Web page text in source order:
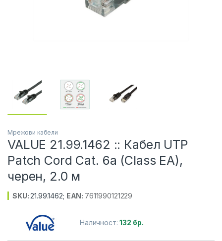
Мрежови кабели
VALUE 21.99.1462 :: Кабел UTP
Patch Cord Cat. 6a (Class EA),
черен, 2.0 м
SKU:21.99.1462; EAN: 7611990121229
Наличност:132 бр.